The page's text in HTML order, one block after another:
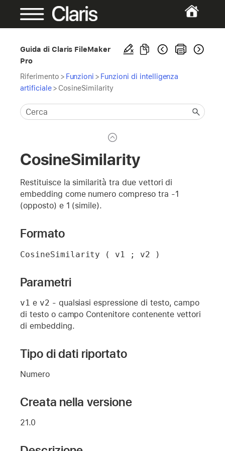
Guida di Claris FileMaker
Pro
Riferimento > Funzioni > Funzioni di intelligenza
artificiale > CosineSimilarity
CosineSimilarity
Restituisce la similarità tra due vettori di
embedding come numero compreso tra -1
(opposto) e 1 (simile).
Formato
CosineSimilarity ( v1 ; v2 )
Parametri
v1 e v2 - qualsiasi espressione di testo, campo
di testo o campo Contenitore contenente vettori
di embedding.
Tipo di dati riportato
Numero
Creata nella versione
21.0